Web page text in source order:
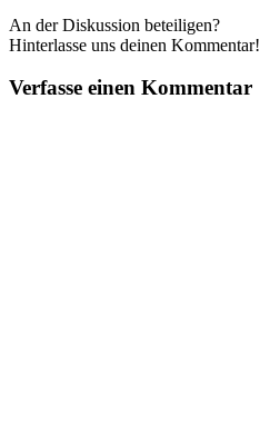
An der Diskussion beteiligen?
Hinterlasse uns deinen Kommentar!
Verfasse einen Kommentar